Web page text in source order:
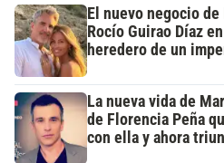
El nuevo negocio
Rocío Guirao Díaz
heredero de un
La nueva vida de
de Florencia Peña
con ella y ahora